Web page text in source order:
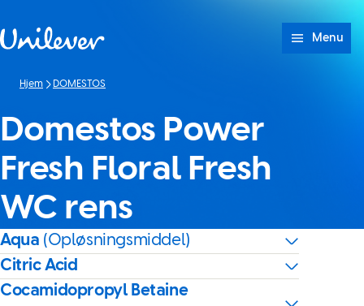
Menu
Hjem DOMESTOS
Domestos Power
Fresh Floral Fresh
WC rens
Aqua (Opløsningsmiddel)
Citric Acid
Cocamidopropyl Betaine